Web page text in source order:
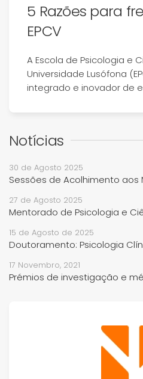
5 Razões para
EPCV
A Escola de Psicologia e
Universidade Lusófona
integrado e inovador de
Notícias
30 de Agosto 2025
Sessões de Acolhimento aos
27 de Agosto 2025
Mentorado de Psicologia e
15 de Agosto de 2025
Doutoramento: Psicologia
17 Novembro, 2021
Prémios de investigação e